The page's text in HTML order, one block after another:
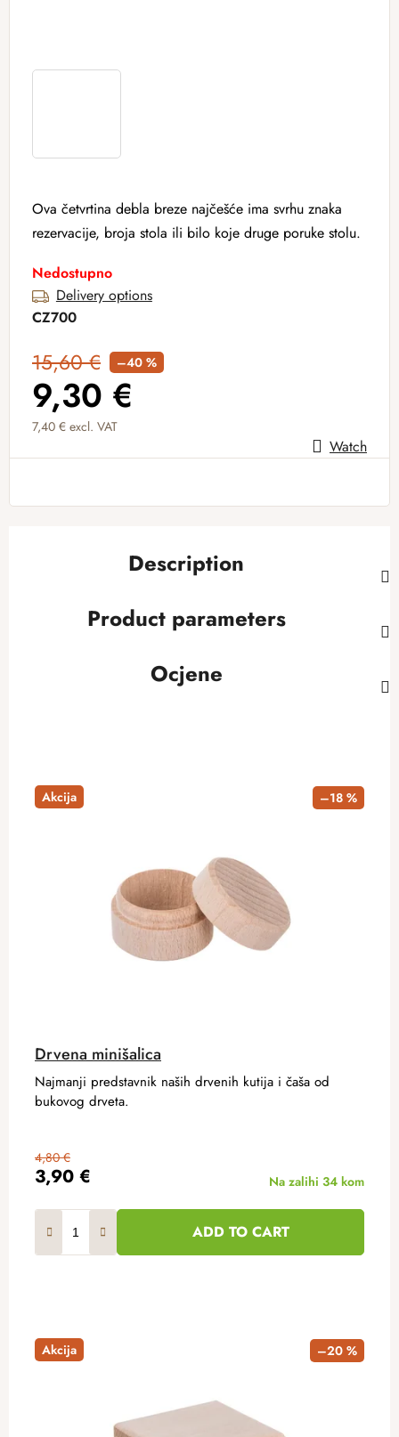
Ova četvrtina debla breze najčešće ima svrhu znaka
rezervacije, broja stola ili bilo koje druge poruke stolu.
Nedostupno
Delivery options
CZ700
15,60 € –40 %
9,30 €
7,40 € excl. VAT
Measure price: Watch
Description
Product parameters
Ocjene
Akcija –18 %
Drvena minišalica
3,90 €
4,80 €
Na zalihi 34 kom
ADD TO CART
Najmanji predstavnik naših drvenih kutija i čaša od
bukovog drveta.
Akcija –20 %